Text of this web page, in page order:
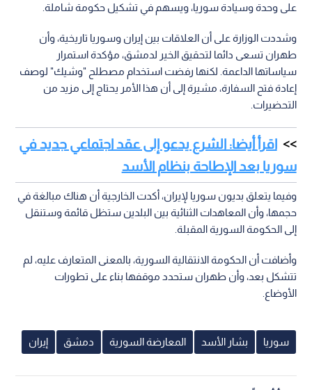
على وحدة وسيادة سوريا، ويسهم في تشكيل حكومة شاملة.
وشددت الوزارة على أن العلاقات بين إيران وسوريا تاريخية، وأن
طهران تسعى دائما لتحقيق الخير لدمشق، مؤكدة استمرار
سياساتها الداعمة. لكنها رفضت استخدام مصطلح "وشيك" لوصف
إعادة فتح السفارة، مشيرة إلى أن هذا الأمر يحتاج إلى مزيد من
التحضيرات.
اقرأ أيضا: الشرع يدعو إلى عقد اجتماعي جديد في
سوريا بعد الإطاحة بنظام الأسد
وفيما يتعلق بديون سوريا لإيران، أكدت الخارجية أن هناك مبالغة في
حجمها، وأن المعاهدات الثنائية بين البلدين ستظل قائمة وستنقل
إلى الحكومة السورية المقبلة.
وأضافت أن الحكومة الانتقالية السورية، بالمعنى المتعارف عليه، لم
تتشكل بعد، وأن طهران ستحدد موقفها بناء على تطورات
الأوضاع.
سوريا بشار الأسد المعارضة السورية دمشق إيران